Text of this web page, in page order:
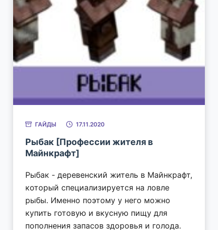
ГАЙДЫ 17.11.2020
Рыбак [Профессии жителя в
Майнкрафт]
Рыбак - деревенский житель в Майнкрафт,
который специализируется на ловле
рыбы. Именно поэтому у него можно
купить готовую и вкусную пищу для
пополнения запасов здоровья и голода.